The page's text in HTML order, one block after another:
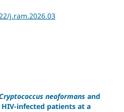
j.ram.2026.03
neoformans and
HIV-infected patients at a